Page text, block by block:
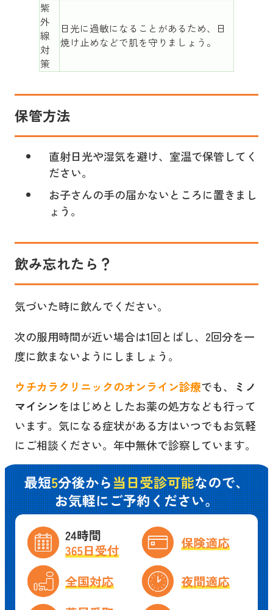
紫
外
線
対
策
日光に過敏になることがあるため、日
焼け止めなどで肌を守りましょう。
保管方法
直射日光や湿気を避け、室温で保管してく
ださい。
お子さんの手の届かないところに置きまし
ょう。
飲み忘れたら？
気づいた時に飲んでください。
次の服用時間が近い場合は1回とばし、2回分を一
度に飲まないようにしましょう。
ウチカラクリニックのオンライン診療でも、
ミノ
マイシンをはじめとしたお薬の処方なども行って
います。気になる症状がある方はいつでもお気軽
にご相談ください。年中無休で診察しています。